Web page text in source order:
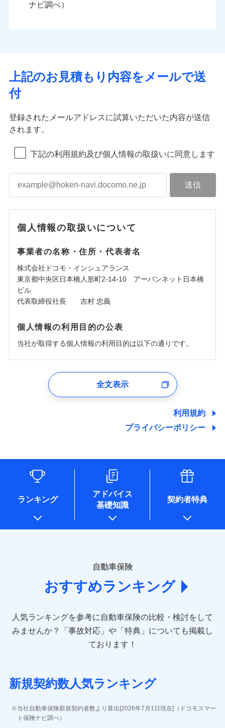
ナビ調べ）
上記のお見積もり内容をメールで送
付
登録されたメールアドレスに試算いただいた内容が送信
されます。
下記の利用規約及び個人情報の取扱いに同意します
個人情報の取扱いについて
事業者の名称・住所・代表者名
株式会社ドコモ・インシュアランス
東京都中央区日本橋人形町2-14-10 アーバンネット日本橋
ビル
代表取締役社長 吉村 忠義
個人情報の利用目的の公表
当社が取得する個人情報の利用目的は以下の通りです。
ユーザー登録受付および、管理のため
しくは委託を受けている保険会社・提携会社の保険その他に
関する情報を提供し、金融商品等の契約を勧奨するため、ま
た維持管理等の委託業務遂行のため、またそれらに付帯、関
情報を取引のある他の保険会社の商品・サービスをご提案す
るために利用させていただくことがあります。）
各種セミナーの開催のため
コンサルティングサービスの実施のため
アンケートやキャンペーン等の実施のため
上記に係る案内・手続き・管理等付帯業務を行うため
* 当社が委託を受けている保険会社の情報は、保険会社のホ
ームページに掲載しておりますので、ご確認ください。
あいおいニッセイ同和損害保険株式会社
(https://www.aioinissaydowa.co.jp/)
アクサ損害保険株式会社 (https://www.axa-
direct.co.jp/)
sompo.co.jp/)
東京海上ダイレクト損害保険株式会社 (https://www.e-
AIG損害保険株式会社 (https://www.aig.co.jp/sonpo)
ジェイアイ傷害火災保険株式会社
ソニー損害保険株式会社
(https://www.sonysonpo.co.jp/)
全文表示
利用規約
プライバシーポリシー
ランキング
アドバイス
基礎知識
契約者特典
自動車保険
おすすめランキング
人気ランキングを参考に自動車保険の比較・検討をして
みませんか？
「事故対応」や「特典」についても掲載し
ております！
新規契約数人気ランキング
当社自動車保険新規契約者数より算出[2026年7月1日現在]（ドコモスマー
ト保険ナビ調べ）